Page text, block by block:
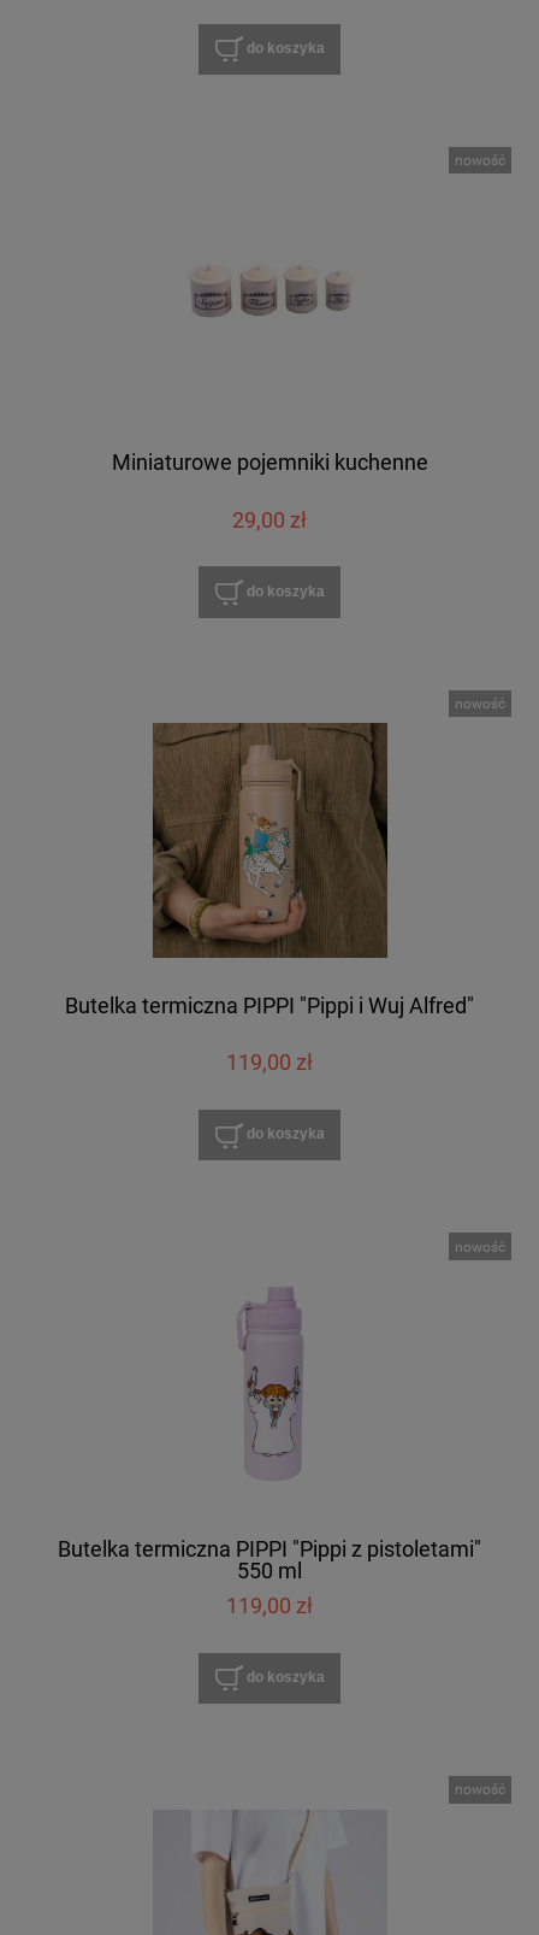
do koszyka
Miniaturowe pojemniki kuchenne
29,00 zł
do koszyka
nowość
Butelka termiczna PIPPI "Pippi i Wuj Alfred"
119,00 zł
do koszyka
nowość
Butelka termiczna PIPPI "Pippi z pistoletami"
550 ml
119,00 zł
do koszyka
nowość
nowość